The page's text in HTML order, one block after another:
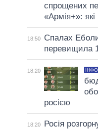
спрощених
«Армія+»: які
18:50
Спалах Еболи
перевищила
18:20
росією
18:20
Росія